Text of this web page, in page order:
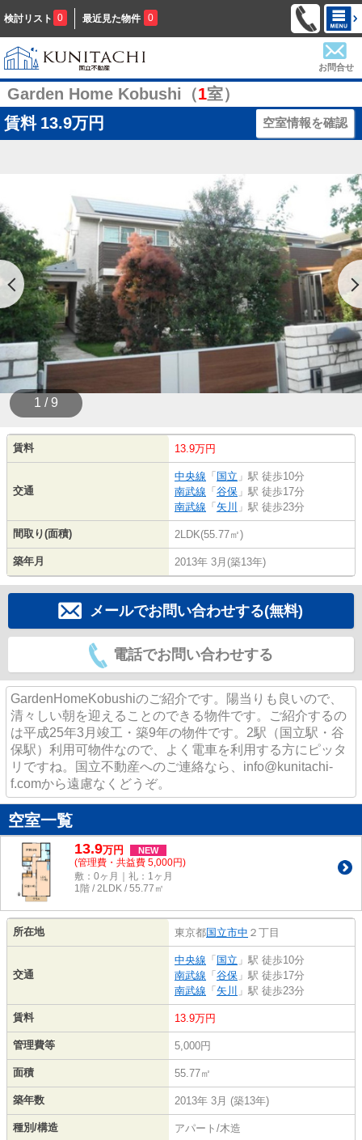
検討リスト 0 最近見た物件 0
お問合せ
Garden Home Kobushi（1室）
賃料 13.9万円 空室情報を確認
1 / 9
賃料 13.9万円
交通
中央線 「 国立 」駅 徒歩10分
南武線 「 谷保 」駅 徒歩17分
南武線 「 矢川 」駅 徒歩23分
間取り(面積) 2LDK(55.77㎡)
築年月 2013年 3月(築13年)
メールでお問い合わせする(無料)
電話でお問い合わせする
GardenHomeKobushiのご紹介です。陽当りも良いので、
清々しい朝を迎えることのできる物件です。ご紹介するの
は平成25年3月竣工・築9年の物件です。2駅（国立駅・谷
保駅）利用可物件なので、よく電車を利用する方にピッタ
リですね。国立不動産へのご連絡なら、info@kunitachi-
f.comから遠慮なくどうぞ。
空室一覧
13.9万円 NEW
(管理費・共益費 5,000円)
敷：0ヶ月｜礼：1ヶ月
1階 / 2LDK / 55.77㎡
所在地 東京都国立市中 ２丁目
交通
中央線 「 国立 」駅 徒歩10分
南武線 「 谷保 」駅 徒歩17分
南武線 「 矢川 」駅 徒歩23分
賃料 13.9万円
管理費等 5,000円
面積 55.77㎡
築年数 2013年 3月 (築13年)
種別/構造 アパート/木造